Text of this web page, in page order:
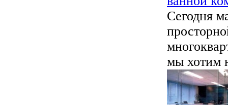
Сегодня
мы хотим